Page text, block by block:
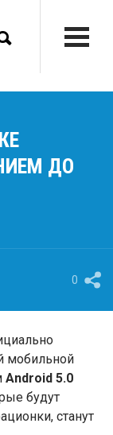
ДО
0
мобильной
Android 5.0
будут
станут